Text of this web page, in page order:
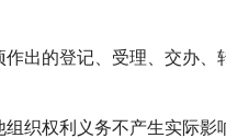
作出的登记、受理、交办、
织权利义务不产生实际影